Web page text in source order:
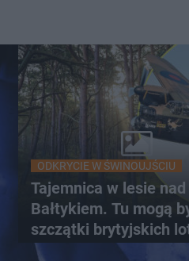
ODKRYCIE W ŚWINOUJŚCIU
Tajemnica w lesie nad
Bałtykiem. Tu mogą
szczątki brytyjskich